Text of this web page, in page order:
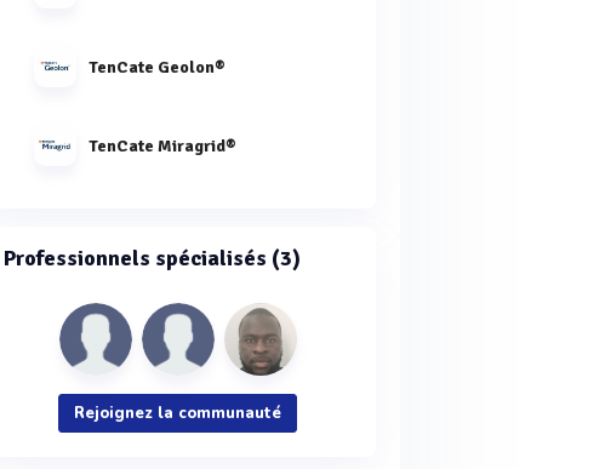
TenCate Geolon®
TenCate Miragrid®
Professionnels spécialisés (3)
Rejoignez la communauté